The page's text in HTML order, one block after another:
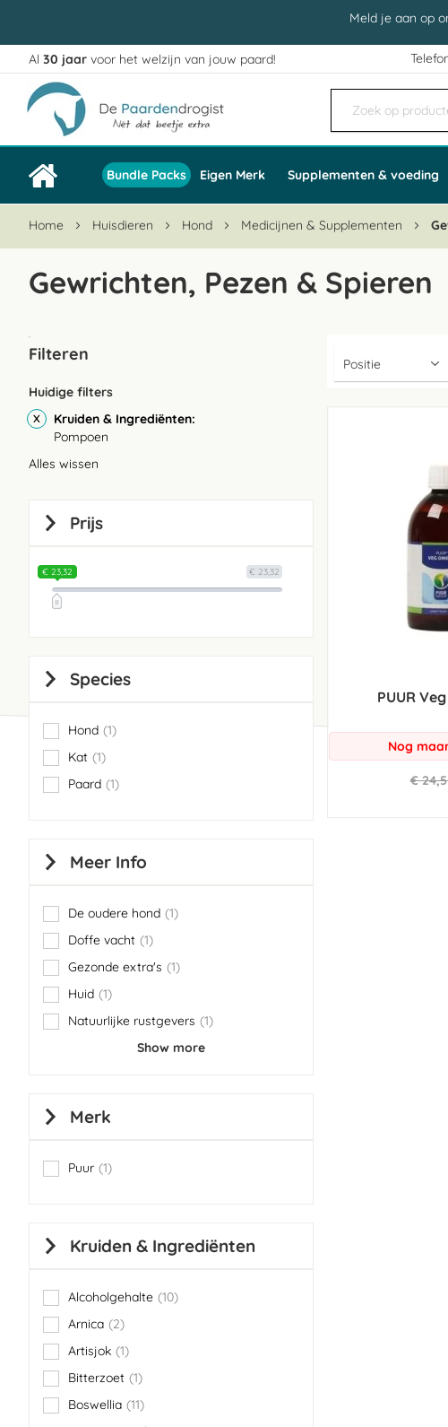
Meld je aan op
Ga
naar
de
inhoud
Al 30 jaar voor het welzijn van jouw paard!
Bundle Packs Eigen Merk Supplementen & voeding
Home Huisdieren Hond Medicijnen & Supplementen
Gewrichten, Pezen & Spieren
PUUR
Nog
€
Filteren
Huidige filters
Kruiden & Ingrediënten
Pompoen
Alles wissen
Prijs
€ 23,32
€ 23,32
Species
Hond 1
item
Kat 1
item
Paard 1
item
Meer Info
De oudere hond 1
item
Doffe vacht 1
item
Gezonde extra's
1
item
Huid 1
item
Natuurlijke rustgevers
1
item
Show more
Merk
Puur 1
item
Kruiden & Ingrediënten
Alcoholgehalte 10
items
Arnica
2
items
Artisjok 1
item
Bitterzoet 1
item
Boswellia 11
items